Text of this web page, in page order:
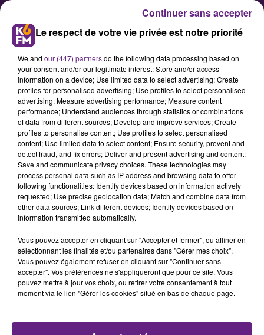
Le MEDEF a présenté ses «
pépites de l’alternance »
Événement attendu par de
nombreuses entreprises du
territoire, la cérémonie de remise
des prix du concours organisé par
Comté « les pépites de l’alternance
» de la région s’est tenue cette
semaine.
Le respect de votre vie privée est notre priorité
We and our (447) partnersdo the following data processing based on
your consent and/or our legitimate interest: Store and/or access
information on a device; Use limited data to select advertising; Create
profiles for personalised advertising; Use profiles to select personalised
advertising; Measure advertising performance; Measure content
performance; Understand audiences through statistics or combinations
of data from different sources; Develop and improve services; Create
profiles to personalise content; Use profiles to select personalised
content; Use limited data to select content; Ensure security, prevent and
detect fraud, and fix errors; Deliver and present advertising and content;
Save and communicate privacy choices. These technologies may
process personal data such as IP address and browsing data to offer
following functionalities: Identify devices based on information actively
requested; Use precise geolocation data; Match and combine data from
other data sources; Link different devices; Identify devices based on
information transmitted automatically.
Vous pouvez accepter en cliquant sur "Accepter et fermer", ou affiner en
sélectionnant les finalités et/ou partenaires dans "Gérer mes choix".
Vous pouvez également refuser en cliquant sur "Continuer sans
accepter". Vos préférences ne s'appliqueront que pour ce site. Vous
pouvez mettre à jour vos choix, ou retirer votre consentement à tout
moment via le lien "Gérer les cookies" situé en bas de chaque page.
Continuer sans accepter